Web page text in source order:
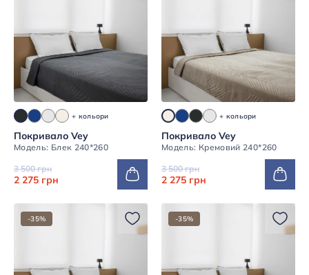
+ кольори
Покривало Vey
Модель: Блек 240*260
3 500 грн
2 275 грн
+ кольори
Покривало Vey
Модель: Кремовий 240*260
3 500 грн
2 275 грн
-35% -35%